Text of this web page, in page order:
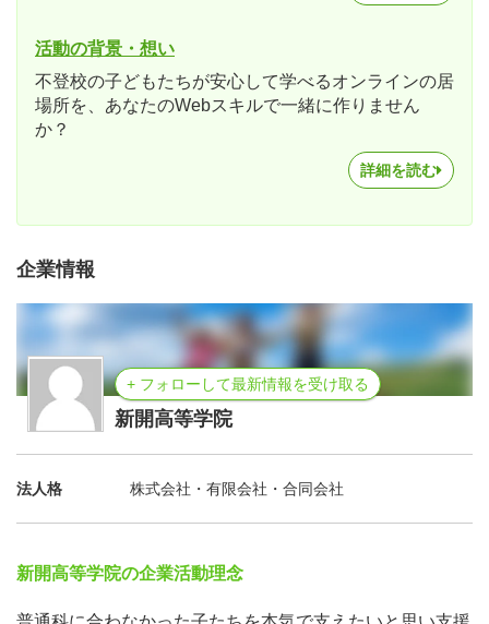
活動の背景・想い
不登校の子どもたちが安心して学べるオンラインの居
場所を、あなたのWebスキルで一緒に作りません
か？
詳細を読む
企業情報
+ フォローして最新情報を受け取る
新開高等学院
法人格 株式会社・有限会社・合同会社
新開高等学院の企業活動理念